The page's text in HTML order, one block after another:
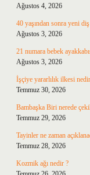
Ağustos 4, 2026
40 yaşından sonra yeni diş
Ağustos 3, 2026
21 numara bebek
Ağustos 3, 2026
İşçiye yararlılık ilkesi
Temmuz 30, 2026
Bambaşka Biri nerede
Temmuz 29, 2026
Tayinler ne zaman
Temmuz 28, 2026
Kozmik ağı nedir ?